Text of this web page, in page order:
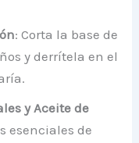
: Corta la base de
y derrítela en el
y Aceite de
esenciales de